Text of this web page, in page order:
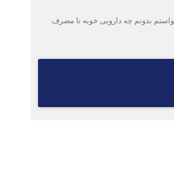
میخواستم بدونم چه دارویی خوبه تا مصرف